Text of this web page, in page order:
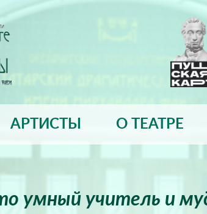
АРТИСТЫ О ТЕАТРЕ
умный учитель и